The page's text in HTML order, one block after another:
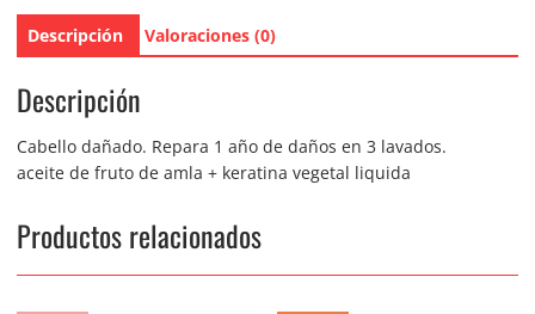
Descripción Valoraciones (0)
Descripción
Cabello dañado. Repara 1 año de daños en 3 lavados.
aceite de fruto de amla + keratina vegetal liquida
Productos relacionados